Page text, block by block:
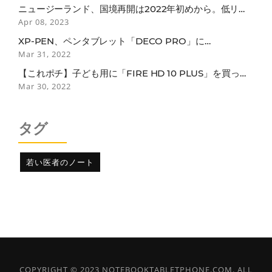
ニュージーランド、国境再開は2022年初めから。低リス
ク国のワクチン接種者は隔離免除
Apr 08, 2023
XP-PEN、ペンタブレット「DECO PRO」に
BLUETOOTH接続モデル
Mar 31, 2022
【これポチ】子ども用に「FIRE HD 10 PLUS」を買った
らなぜか子どもよりも自分がガッツリ使ってしまっている
Mar 30, 2022
タグ
若い医者のノート
COPYRIGHT © 2023 NOTEBOOKTABLETPHONE.COM. ALL